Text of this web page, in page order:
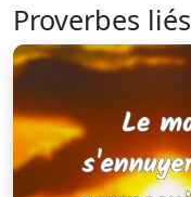
Proverbes liés